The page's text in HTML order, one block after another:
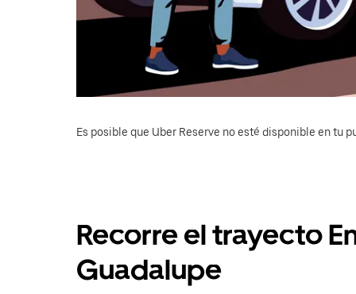
Es posible que Uber Reserve no esté disponible en tu
Recorre el trayecto
Guadalupe